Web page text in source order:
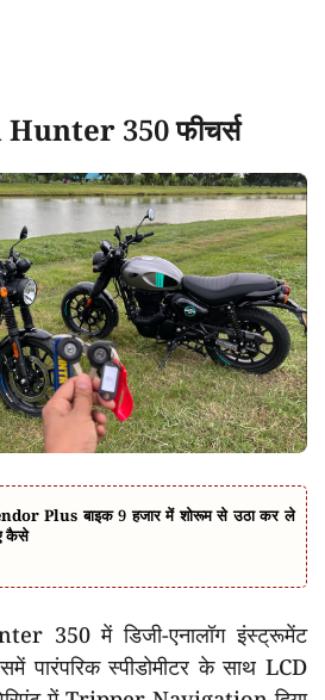
350 फीचर्स
Plus बाइक 9 हजार में शोरूम से उठा कर ले
कैसे
350 में डिजी-एनालॉग इंस्ट्रूमेंट
पारंपरिक स्पीडोमीटर के साथ LCD